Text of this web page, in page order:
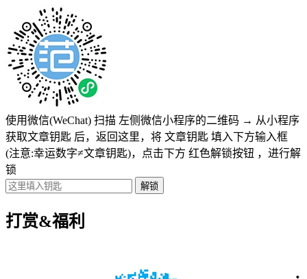
使用微信(WeChat) 扫描 左侧微信小程序的二维码 → 从小程序
获取文章钥匙 后，返回这里，将 文章钥匙 填入下方输入框
(注意:幸运数字≠文章钥匙)，点击下方 红色解锁按钮 ，进行解
锁
打赏&福利